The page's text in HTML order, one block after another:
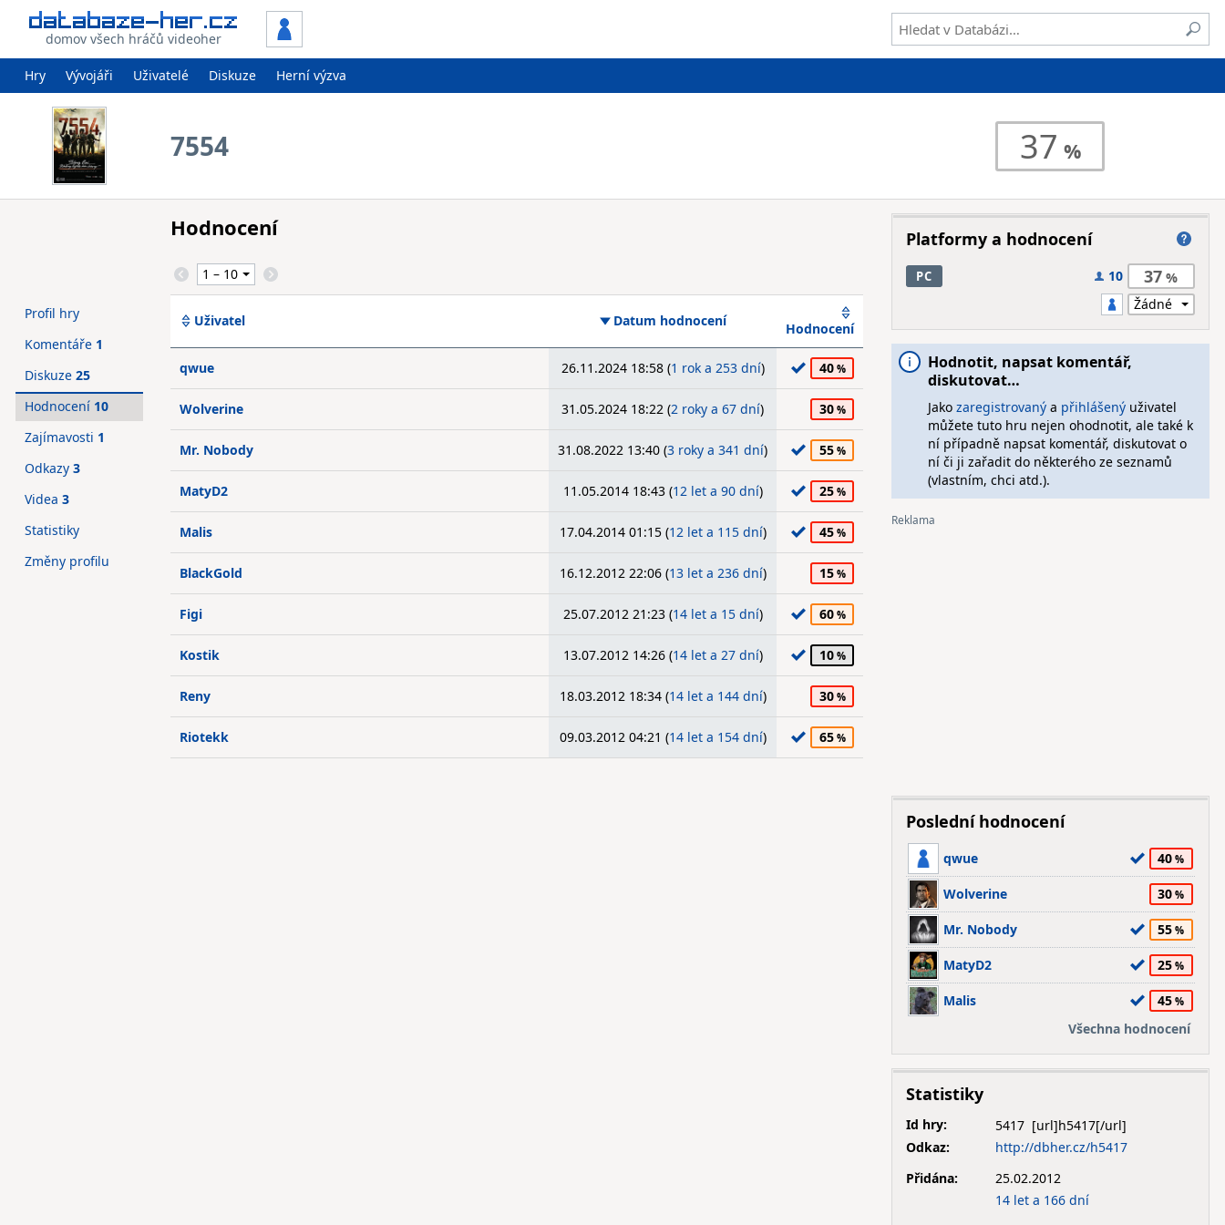
domov všech hráčů videoher
Hry Vývojáři Uživatelé Diskuze Herní výzva
7554 37
Hodnocení
Uživatel Datum hodnocení Hodnocení
qwue 26.11.2024 18:58 (1 rok a 253 dní) 40
Wolverine 31.05.2024 18:22 (2 roky a 67 dní) 30
Mr. Nobody 31.08.2022 13:40 (3 roky a 341 dní) 55
MatyD2 11.05.2014 18:43 (12 let a 90 dní) 25
Malis 17.04.2014 01:15 (12 let a 115 dní) 45
BlackGold 16.12.2012 22:06 (13 let a 236 dní) 15
Figi 25.07.2012 21:23 (14 let a 15 dní) 60
Kostik 13.07.2012 14:26 (14 let a 27 dní) 10
Reny 18.03.2012 18:34 (14 let a 144 dní) 30
Riotekk 09.03.2012 04:21 (14 let a 154 dní) 65
Profil hry
Komentáře 1
Diskuze 25
Hodnocení 10
Zajímavosti 1
Odkazy 3
Videa 3
Statistiky
Změny profilu
Platformy a hodnocení
PC 10 37
Hodnotit, napsat komentář,
diskutovat…
Jako zaregistrovanýa přihlášenýuživatel
můžete tuto hru nejen ohodnotit, ale také k
ní případně napsat komentář, diskutovat o
ní či ji zařadit do některého ze seznamů
(vlastním, chci atd.).
Poslední hodnocení
qwue 40
Wolverine 30
Mr. Nobody 55
MatyD2 25
Malis
45
Všechna hodnocení
Statistiky
Id hry:
5417
Odkaz:
http://dbher.cz/h5417
Přidána:
25.02.2012
14 let a 166 dní